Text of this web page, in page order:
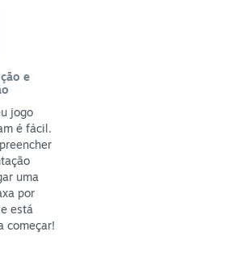
e
jogo
é fácil.
uma
por
está
começar!